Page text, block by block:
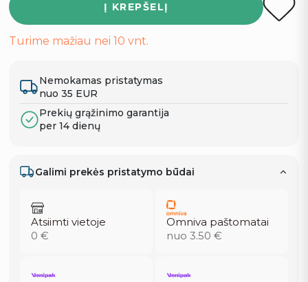
Į KREPŠELĮ
Turime mažiau nei 10 vnt.
Nemokamas pristatymas
nuo 35 EUR
Prekių grąžinimo garantija
per 14 dienų
Galimi prekės pristatymo būdai
Atsiimti vietoje
0 €
Omniva paštomatai
nuo 3.50 €